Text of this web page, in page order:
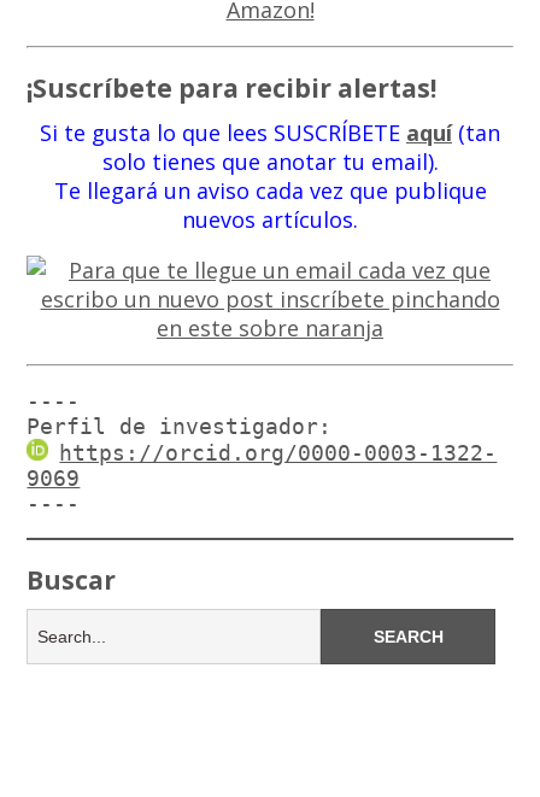
¡Suscríbete para recibir alertas!
Si te gusta lo que lees SUSCRÍBETE aquí(tan
solo tienes que anotar tu email).
Te llegará un aviso cada vez que publique
nuevos artículos.
----
Perfil de investigador:
https://orcid.org/0000-0003-1322-
9069
----
Buscar